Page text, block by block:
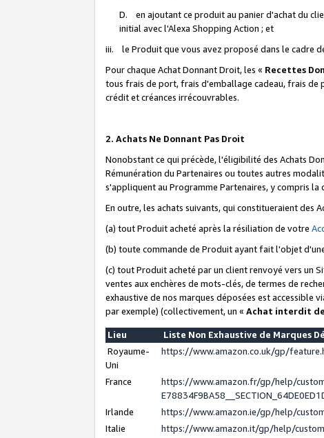
D. en ajoutant ce produit au panier d'achat du
initial avec l'Alexa Shopping Action ; et
iii. le Produit que vous avez proposé dans le cadre
Pour chaque Achat Donnant Droit, les « Recettes
tous frais de port, frais d'emballage cadeau, frais de
crédit et créances irrécouvrables.
2. Achats Ne Donnant Pas Droit
Nonobstant ce qui précède, l'éligibilité des Achats
Rémunération du Partenaires ou toutes autres
s'appliquent au Programme Partenaires, y compris la
En outre, les achats suivants, qui constitueraient des
(a) tout Produit acheté après la résiliation de votre
(b) toute commande de Produit ayant fait l'objet
(c) tout Produit acheté par un client renvoyé vers un
ventes aux enchères de mots-clés, de termes de
exhaustive de nos marques déposées est accessible
par exemple) (collectivement, un « Achat interdit de
Lieu
Liste Non Exhaustive de Marques
Royaume-
Uni
https://www.amazon.co.uk/gp/
France
https://www.amazon.fr/gp/help/
Irlande
https://www.amazon.ie/gp/help/
Italie
https://www.amazon.it/gp/help/